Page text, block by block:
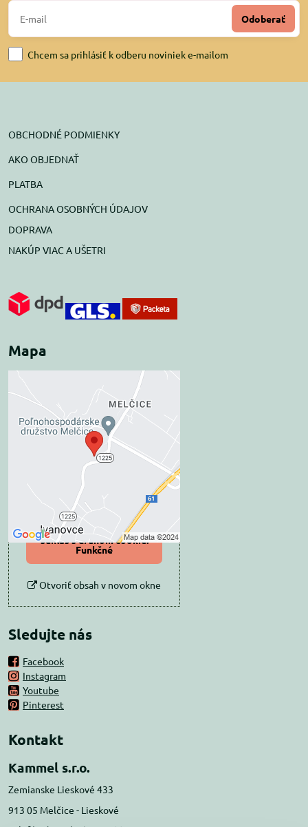
Odoberať
Chcem sa prihlásiť k odberu noviniek e-mailom
OBCHODNÉ PODMIENKY
AKO OBJEDNAŤ
PLATBA
OCHRANA OSOBNÝCH ÚDAJOV
DOPRAVA
NAKÚP VIAC A UŠETRI
Mapa
Externý obsah je
blokovaný Voľbami
súkromia
Prajete si načítať externý obsah?
Povoliť tentokrát
Povoliť a zapamätať -
súhlas s druhom cookie:
Funkčné
Otvoriť obsah v novom okne
Sledujte nás
Facebook
Instagram
Youtube
Pinterest
Kontakt
Kammel s.r.o.
Zemianske Lieskové 433
913 05 Melčice - Lieskové